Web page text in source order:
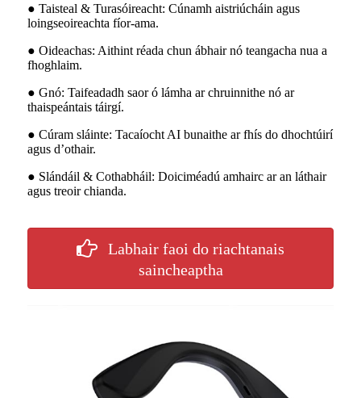
● Taisteal & Turasóireacht: Cúnamh aistriúcháin agus
loingseoireachta fíor-ama.
● Oideachas: Aithint réada chun ábhair nó teangacha nua a
fhoghlaim.
● Gnó: Taifeadadh saor ó lámha ar chruinnithe nó ar
thaispeántais táirgí.
● Cúram sláinte: Tacaíocht AI bunaithe ar fhís do dhochtúirí
agus d’othair.
● Slándáil & Cothabháil: Doiciméadú amhairc ar an láthair
agus treoir chianda.
Labhair faoi do riachtanais
saincheaptha